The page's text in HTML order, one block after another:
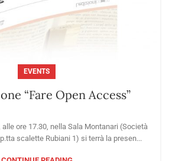
EVENTS
“Fare Open Access”
alle ore 17.30, nella Sala Montanari (Società
scalette Rubiani 1) si terrà la presen...